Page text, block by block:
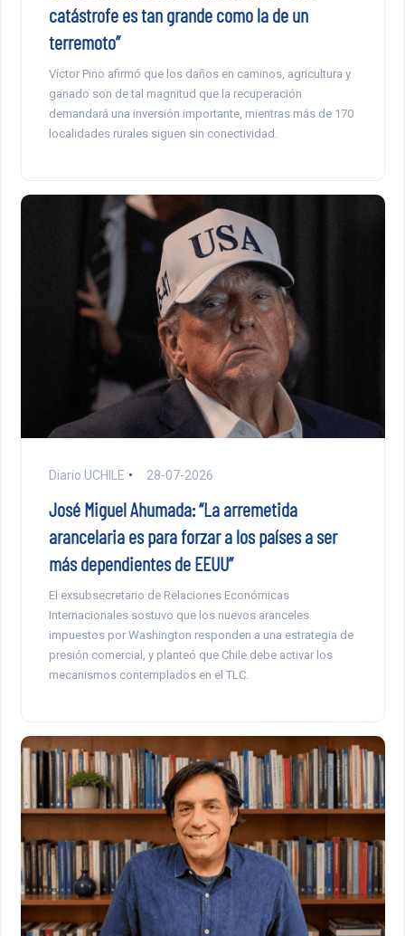
catástrofe es tan grande como la de un
terremoto”
Víctor Pino afirmó que los daños en caminos, agricultura y
ganado son de tal magnitud que la recuperación
demandará una inversión importante, mientras más de 170
localidades rurales siguen sin conectividad.
Diario UCHILE 28-07-2026
José Miguel Ahumada: “La arremetida
arancelaria es para forzar a los países a ser
más dependientes de EEUU”
El exsubsecretario de Relaciones Económicas
Internacionales sostuvo que los nuevos aranceles
impuestos por Washington responden a una estrategia de
presión comercial, y planteó que Chile debe activar los
mecanismos contemplados en el TLC.